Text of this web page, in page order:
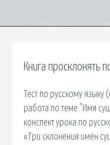
Книга просклонять
Тест по русскому
работа по теме "Имя
конспект урока по
«Три склонения имён